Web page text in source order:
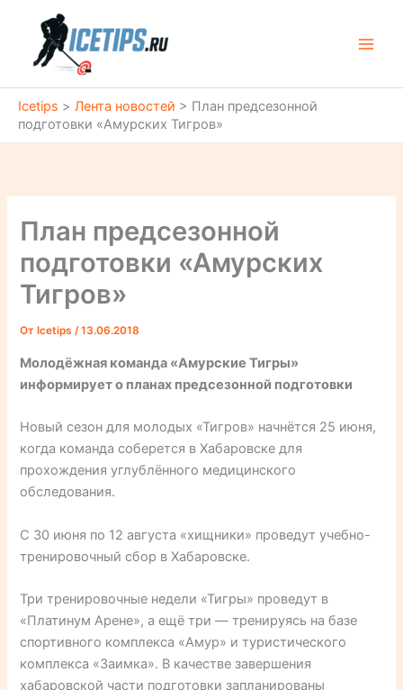
содержимому
Icetips > Лента новостей > План предсезонной
подготовки «Амурских Тигров»
План предсезонной
подготовки «Амурских
Тигров»
От Icetips/13.06.2018
Молодёжная команда «Амурские Тигры»
информирует о планах предсезонной подготовки
Новый сезон для молодых «Тигров» начнётся 25 июня,
когда команда соберется в Хабаровске для
прохождения углублённого медицинского
обследования.
С 30 июня по 12 августа «хищники» проведут учебно-
тренировочный сбор в Хабаровске.
Три тренировочные недели «Тигры» проведут в
«Платинум Арене», а ещё три — тренируясь на базе
спортивного комплекса «Амур» и туристического
комплекса «Заимка». В качестве завершения
хабаровской части подготовки запланированы